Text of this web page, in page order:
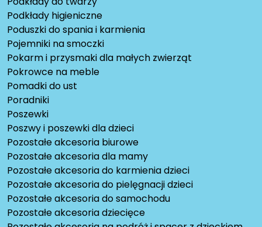
Podkłady higieniczne
Poduszki do spania i karmienia
Pojemniki na smoczki
Pokarm i przysmaki dla małych zwierząt
Pokrowce na meble
Pomadki do ust
Poradniki
Poszewki
Poszwy i poszewki dla dzieci
Pozostałe akcesoria biurowe
Pozostałe akcesoria dla mamy
Pozostałe akcesoria do karmienia dzieci
Pozostałe akcesoria do pielęgnacji dzieci
Pozostałe akcesoria do samochodu
Pozostałe akcesoria dziecięce